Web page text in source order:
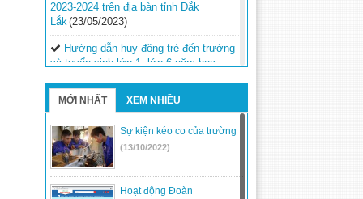
2023-2024 trên địa bàn tỉnh Đắk
Lắk(23/05/2023)
Hướng dẫn huy động trẻ đến trường
và tuyển sinh lớp 1, lớp 6 năm học
Quyết định về việc ban hành Quy
trong hoạt động ứng dụng công nghệ
thông tin, chuyển đổi số trong ngành
giáo dục trên địa bàn tỉnh Đắk
Lắk (13/12/2022)
MỚI NHẤT XEM NHIỀU
Sự kiện kéo co của trường
(13/10/2022)
Hoạt động Đoàn